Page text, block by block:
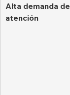
Alta demanda de
atención